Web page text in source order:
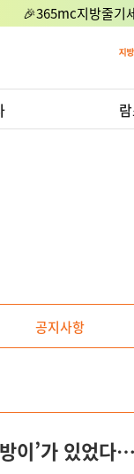
🎉365mc지방줄기
공지사항
이’가 있었